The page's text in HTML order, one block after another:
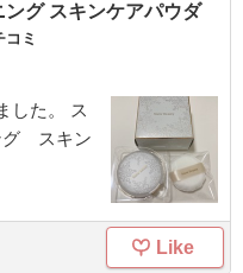
グ スキンケアパウダ
コミ
した。 ス
グ スキン
Like